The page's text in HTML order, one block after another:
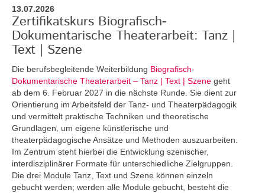
13.07.2026
Zertifikatskurs Biografisch-
Dokumentarische Theaterarbeit: Tanz |
Text | Szene
Die berufsbegleitende Weiterbildung Biografisch-
Dokumentarische Theaterarbeit – Tanz | Text | Szene geht
ab dem 6. Februar 2027 in die nächste Runde. Sie dient zur
Orientierung im Arbeitsfeld der Tanz- und Theaterpädagogik
und vermittelt praktische Techniken und theoretische
Grundlagen, um eigene künstlerische und
theaterpädagogische Ansätze und Methoden auszuarbeiten.
Im Zentrum steht hierbei die Entwicklung szenischer,
interdisziplinärer Formate für unterschiedliche Zielgruppen.
Die drei Module Tanz, Text und Szene können einzeln
gebucht werden; werden alle Module gebucht, besteht die